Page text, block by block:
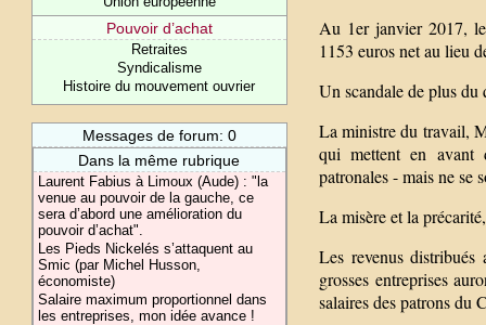
Pouvoir d’achat
Retraites
Syndicalisme
Histoire du mouvement ouvrier
Messages de forum: 0
Dans la même rubrique
Laurent Fabius à Limoux (Aude) : "la
venue au pouvoir de la gauche, ce
sera d’abord une amélioration du
pouvoir d’achat".
Les Pieds Nickelés s’attaquent au
Smic (par Michel Husson,
économiste)
Salaire maximum proportionnel dans
les entreprises, mon idée avance !
Au 1er janvier 2017,
1153 euros net au lieu
Un scandale de plus
La ministre du travail,
qui mettent en avant
patronales - mais ne se
La misère et la
Les revenus distribués
grosses entreprises
salaires des patrons du